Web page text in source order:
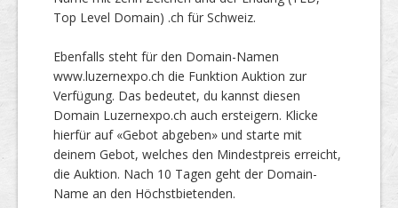
Top Level Domain) .ch für Schweiz.
Ebenfalls steht für den Domain-Namen
www.luzernexpo.ch die Funktion Auktion zur
Verfügung. Das bedeutet, du kannst diesen
Domain Luzernexpo.ch auch ersteigern. Klicke
hierfür auf «Gebot abgeben» und starte mit
deinem Gebot, welches den Mindestpreis erreicht,
die Auktion. Nach 10 Tagen geht der Domain-
Name an den Höchstbietenden.